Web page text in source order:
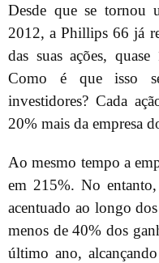
Desde que se tornou
2012, a Phillips 66 já
das suas ações,
Como é que isso
investidores? Cada
20% mais da empresa
Ao mesmo tempo a
em 215%. No
acentuado ao longo
menos de 40% dos
último ano,